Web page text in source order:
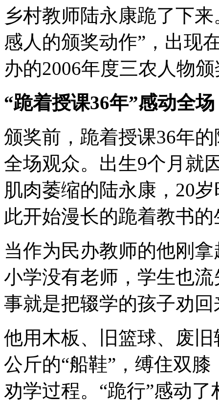
乡村教师陆永康跪了下
感人的颁奖动作”，出现
办的2006年度三农人物
“跪着授课36年”感动全场
颁奖前，跪着授课36年
全场观众。出生9个月就
肌肉萎缩的陆永康，20
此开始漫长的跪着教书
当作为民办教师的他刚
小学没有老师，学生也
事就是把辍学的孩子劝回
他用木板、旧篮球、废
公斤的“船鞋”，缚住双
劝学过程。“跪行”感动